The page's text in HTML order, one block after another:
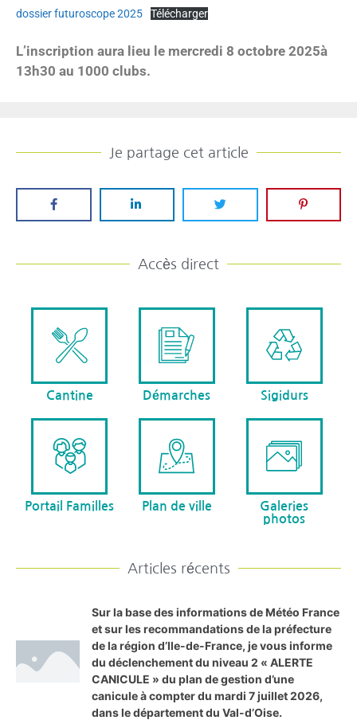
dossier futuroscope 2025 Télécharger
L’inscription aura lieu le mercredi 8 octobre 2025à
13h30 au 1000 clubs.
Je partage cet article
Accès direct
Cantine Démarches Sigidurs
Portail Familles Plan de ville
Galeries
photos
Articles récents
Sur la base des informations de Météo France
et sur les recommandations de la préfecture
de la région d’Ile-de-France, je vous informe
du déclenchement du niveau 2 « ALERTE
CANICULE » du plan de gestion d’une
canicule à compter du mardi 7 juillet 2026,
dans le département du Val-d’Oise.